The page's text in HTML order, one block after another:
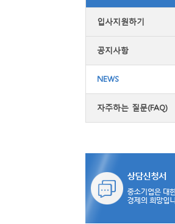
입사지원하기
공지사항
NEWS
자주하는 질문(FAQ)